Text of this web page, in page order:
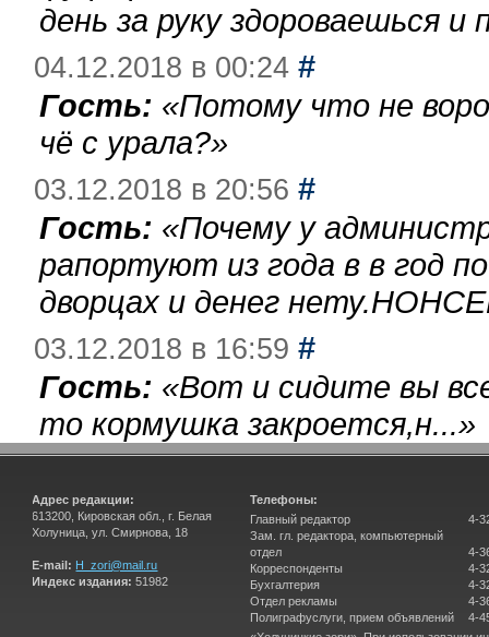
день за руку здороваешься
04.12.2018 в 00:24 #
Гость: «Потому что не
чё с урала?»
03.12.2018 в 20:56 #
Гость: «Почему у
рапортуют из года в в год
дворцах и денег
03.12.2018 в 16:59 #
Гость: «Вот и сидите вы
то кормушка закроется,н...»
Адрес редакции:
613200, Кировская обл., г. Белая
Холуница, ул. Смирнова, 18
E-mail: H_zori@mail.ru
Индекс издания: 51982
Телефоны:
Главный редактор
Зам. гл. редактора, компьютерный
отдел
Корреспонденты
Бухгалтерия
Отдел рекламы
Полиграфуслуги, прием объявлений
4-
4-
4-
4-
4-
4-